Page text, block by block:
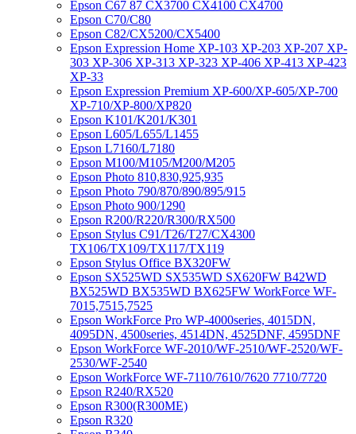
Epson C67 87 CX3700 CX4100 CX4700
Epson C70/C80
Epson C82/CX5200/CX5400
Epson Expression Home XP-103 XP-203 XP-207 XP-
303 XP-306 XP-313 XP-323 XP-406 XP-413 XP-423
XP-33
Epson Expression Premium XP-600/XP-605/XP-700
XP-710/XP-800/XP820
Epson K101/K201/K301
Epson L605/L655/L1455
Epson L7160/L7180
Epson M100/M105/M200/M205
Epson Photo 810,830,925,935
Epson Photo 790/870/890/895/915
Epson Photo 900/1290
Epson R200/R220/R300/RX500
Epson Stylus C91/T26/T27/CX4300
TX106/TX109/TX117/TX119
Epson Stylus Office BX320FW
Epson SX525WD SX535WD SX620FW B42WD
BX525WD BX535WD BX625FW WorkForce WF-
7015,7515,7525
Epson WorkForce Pro WP-4000series, 4015DN,
4095DN, 4500series, 4514DN, 4525DNF, 4595DNF
Epson WorkForce WF-2010/WF-2510/WF-2520/WF-
2530/WF-2540
Epson WorkForce WF-7110/7610/7620 7710/7720
Epson R240/RX520
Epson R300(R300ME)
Epson R320